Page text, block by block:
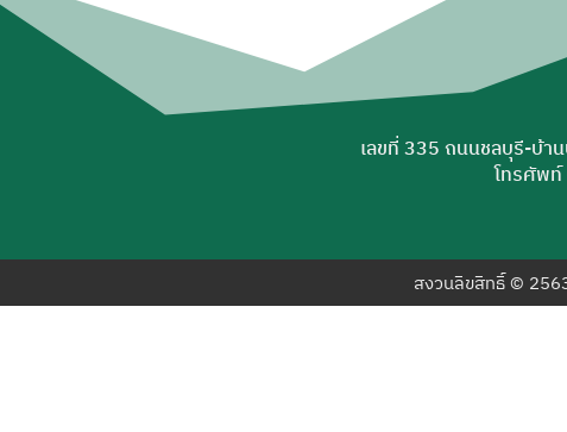
เลขที่ 335 ถนนชลบุรี-บ้า
โทรศัพท์
สงวนลิขสิทธิ์ ©